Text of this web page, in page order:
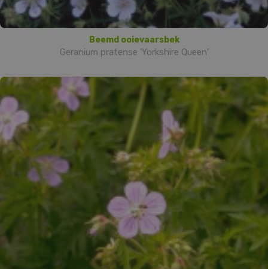
Beemd ooievaarsbek
Geranium pratense 'Yorkshire Queen'